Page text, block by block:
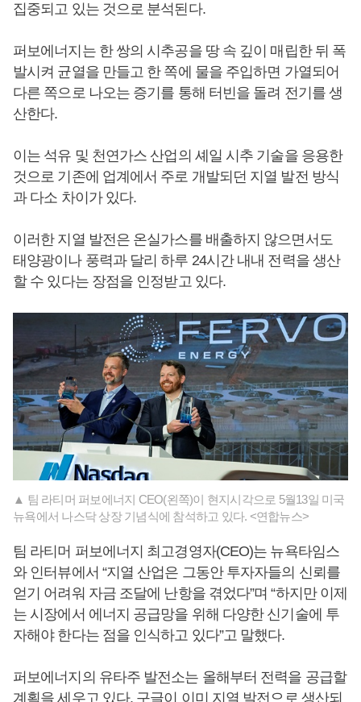
집중되고 있는 것으로 분석된다.
퍼보에너지는 한 쌍의 시추공을 땅 속 깊이 매립한 뒤 폭
발시켜 균열을 만들고 한 쪽에 물을 주입하면 가열되어
다른 쪽으로 나오는 증기를 통해 터빈을 돌려 전기를 생
산한다.
이는 석유 및 천연가스 산업의 셰일 시추 기술을 응용한
것으로 기존에 업계에서 주로 개발되던 지열 발전 방식
과 다소 차이가 있다.
이러한 지열 발전은 온실가스를 배출하지 않으면서도
태양광이나 풍력과 달리 하루 24시간 내내 전력을 생산
할 수 있다는 장점을 인정받고 있다.
▲ 팀 라티머 퍼보에너지 CEO(왼쪽)이 현지시각으로 5월13일 미국
뉴욕에서 나스닥 상장 기념식에 참석하고 있다. <연합뉴스>
팀 라티머 퍼보에너지 최고경영자(CEO)는 뉴욕타임스
와 인터뷰에서 “지열 산업은 그동안 투자자들의 신뢰를
얻기 어려워 자금 조달에 난항을 겪었다”며 “하지만 이제
는 시장에서 에너지 공급망을 위해 다양한 신기술에 투
자해야 한다는 점을 인식하고 있다”고 말했다.
퍼보에너지의 유타주 발전소는 올해부터 전력을 공급할
계획을 세우고 있다. 구글이 이미 지열 발전으로 생산되